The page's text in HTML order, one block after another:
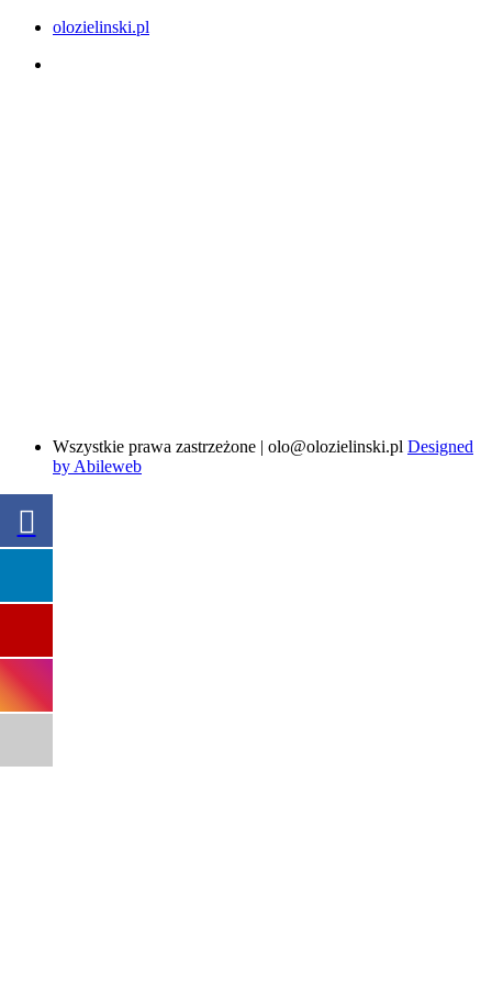
olozielinski.pl
Wszystkie prawa zastrzeżone | olo@olozielinski.pl Designed
by Abileweb